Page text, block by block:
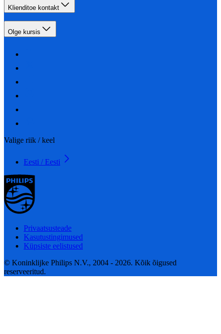
Klienditoe kontakt
Olge kursis
Valige riik / keel
Eesti / Eesti
Privaatsusteade
Kasutustingimused
Küpsiste eelistused
© Koninklijke Philips N.V., 2004 - 2026. Kõik õigused
reserveeritud.